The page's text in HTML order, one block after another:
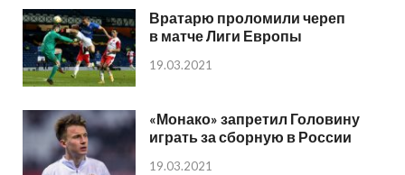
Вратарю проломили череп
в матче Лиги Европы
19.03.2021
«Монако» запретил Головину
играть за сборную в России
19.03.2021